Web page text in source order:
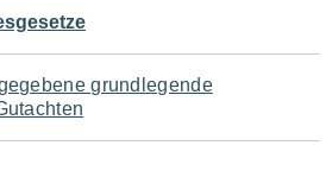
grundlegende